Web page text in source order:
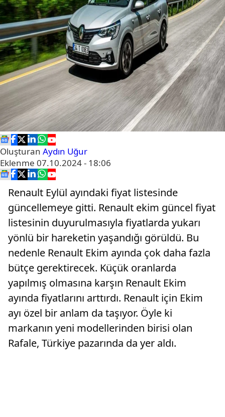
Oluşturan Aydın Uğur
Eklenme 07.10.2024 - 18:06
Renault Eylül ayındaki fiyat listesinde
güncellemeye gitti. Renault ekim güncel fiyat
listesinin duyurulmasıyla fiyatlarda yukarı
yönlü bir hareketin yaşandığı görüldü. Bu
nedenle Renault Ekim ayında çok daha fazla
bütçe gerektirecek. Küçük oranlarda
yapılmış olmasına karşın Renault Ekim
ayında fiyatlarını arttırdı. Renault için Ekim
ayı özel bir anlam da taşıyor. Öyle ki
markanın yeni modellerinden birisi olan
Rafale, Türkiye pazarında da yer aldı.